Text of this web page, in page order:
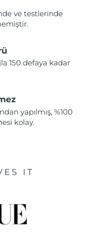
ve testlerinde
150 defaya kadar
yapılmış, %100
kolay.
IT